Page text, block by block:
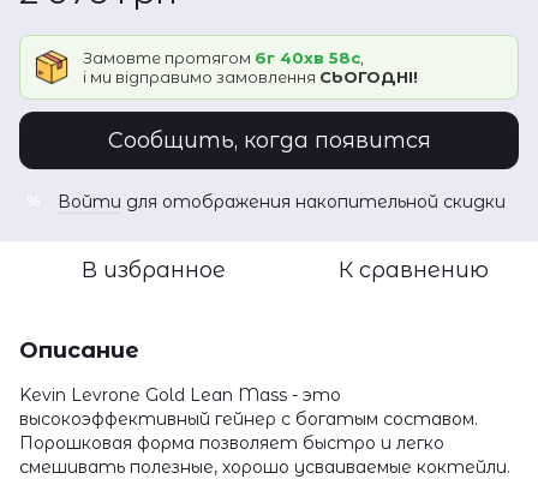
Замовте протягом 6г 40хв 58с
і ми відправимо замовлення СЬОГОДНІ!
Сообщить, когда появится
Войти для отображения накопительной скидки
В избранное К сравнению
Описание
Kevin Levrone Gold Lean Mass - это
высокоэффективный гейнер с богатым составом.
Порошковая форма позволяет быстро и легко
смешивать полезные, хорошо усваиваемые коктейли.